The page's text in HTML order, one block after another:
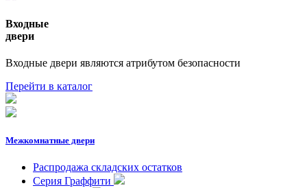
Входные
двери
Входные двери являются атрибутом безопасности
Перейти в каталог
Межкомнатные двери
Распродажа складских остатков
Серия Граффити